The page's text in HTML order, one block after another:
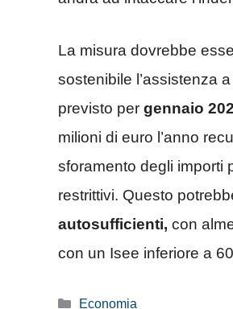
La misura dovrebbe
sostenibile l’assistenza a
previsto per gennaio
milioni di euro l’anno
sforamento degli importi
restrittivi. Questo
autosufficienti, con
con un Isee inferiore a
Categorie
Economia